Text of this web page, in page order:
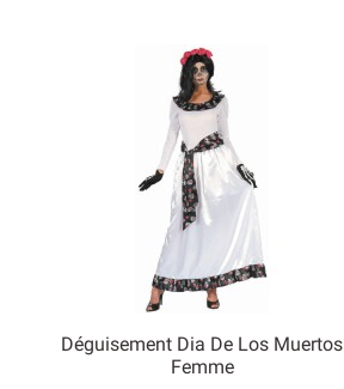
Déguisement Dia De Los Muertos
Femme
Aperçu rapide